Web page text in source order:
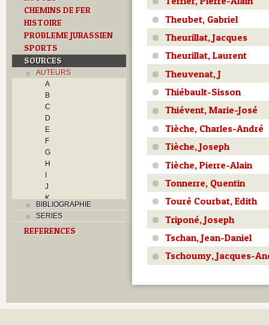
CHEMINS DE FER
HISTOIRE
PROBLEME JURASSIEN
SPORTS
SOURCES
AUTEURS
A
B
C
D
E
F
G
H
I
J
K
L
M
N
U
BIBLIOGRAPHIE
SERIES
REFERENCES
Theubet, Gabriel
Theurillat, Jacques
Theurillat, Laurent
Theuvenat, J
Thiébault-Sisson
Thiévent, Marie-José
Tièche, Charles-André
Tièche, Joseph
Tièche, Pierre-Alain
Tonnerre, Quentin
Touré Courbat, Edith
Triponé, Joseph
Tschan, Jean-Daniel
Tschoumy, Jacques-